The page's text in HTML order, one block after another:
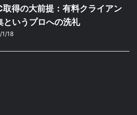
取得の大前提：有料クライアン
というプロへの洗礼
1/18